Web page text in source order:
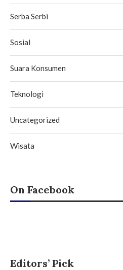
Serba Serbi
Sosial
Suara Konsumen
Teknologi
Uncategorized
Wisata
On Facebook
Editors’ Pick